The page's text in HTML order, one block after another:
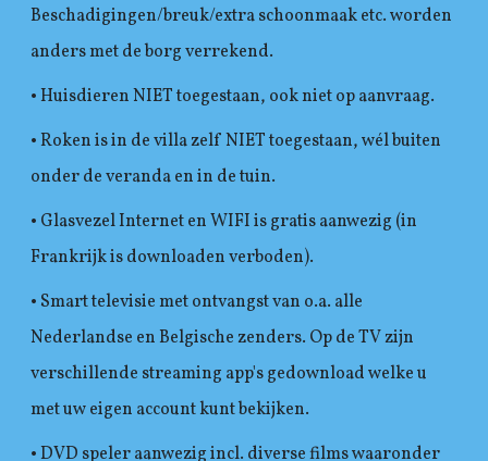
Beschadigingen/breuk/extra schoonmaak etc. worden
anders met de borg verrekend.
• Huisdieren NIET toegestaan, ook niet op aanvraag.
• Roken is in de villa zelf NIET toegestaan, wél buiten
onder de veranda en in de tuin.
• Glasvezel Internet en WIFI is gratis aanwezig (in
Frankrijk is downloaden verboden).
• Smart televisie met ontvangst van o.a. alle
Nederlandse en Belgische zenders. Op de TV zijn
verschillende streaming app's gedownload welke u
met uw eigen account kunt bekijken.
• DVD speler aanwezig incl. diverse films waaronder